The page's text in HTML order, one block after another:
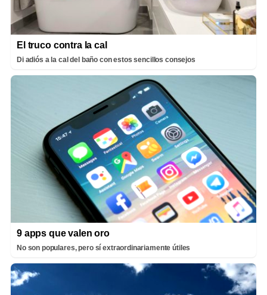
El truco contra la cal
Di adiós a la cal del baño con estos sencillos consejos
9 apps que valen oro
No son populares, pero sí extraordinariamente útiles